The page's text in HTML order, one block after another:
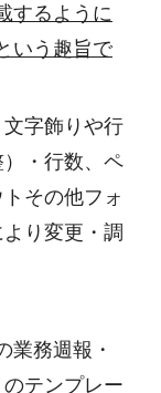
するように
いう趣旨で
字飾りや行
・行数、ペ
その他フォ
り変更・調
業務週報・
テンプレー